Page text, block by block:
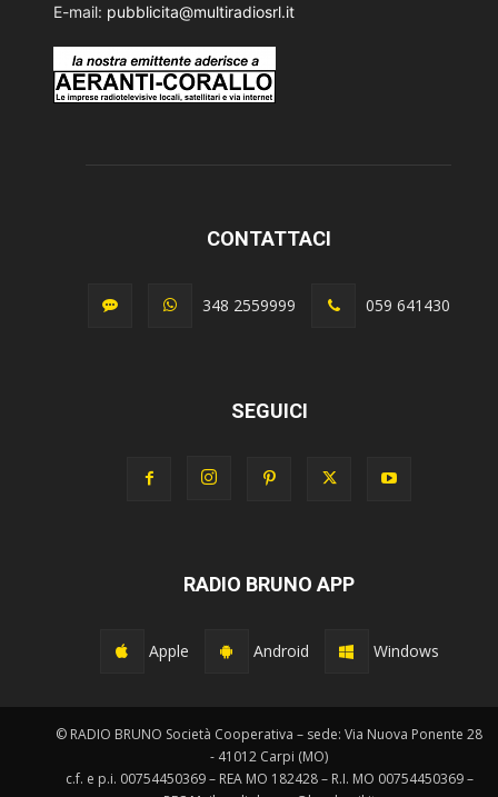
E-mail: pubblicita@multiradiosrl.it
CONTATTACI
348 2559999 059 641430
SEGUICI
RADIO BRUNO APP
Apple Android Windows
© RADIO BRUNO Società Cooperativa – sede: Via Nuova Ponente 28
- 41012 Carpi (MO)
c.f. e p.i. 00754450369 – REA MO 182428 – R.I. MO 00754450369 –